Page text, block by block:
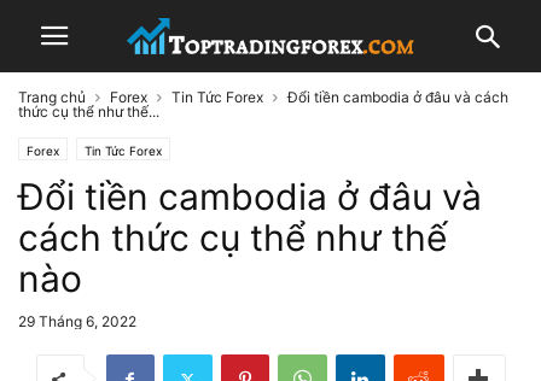
Trang chủ Forex Tin Tức Forex
Đổi tiền cambodia ở đâu và cách
thức cụ thể như thế...
Forex Tin Tức Forex
Đổi tiền cambodia ở đâu và
cách thức cụ thể như thế
nào
29 Tháng 6, 2022